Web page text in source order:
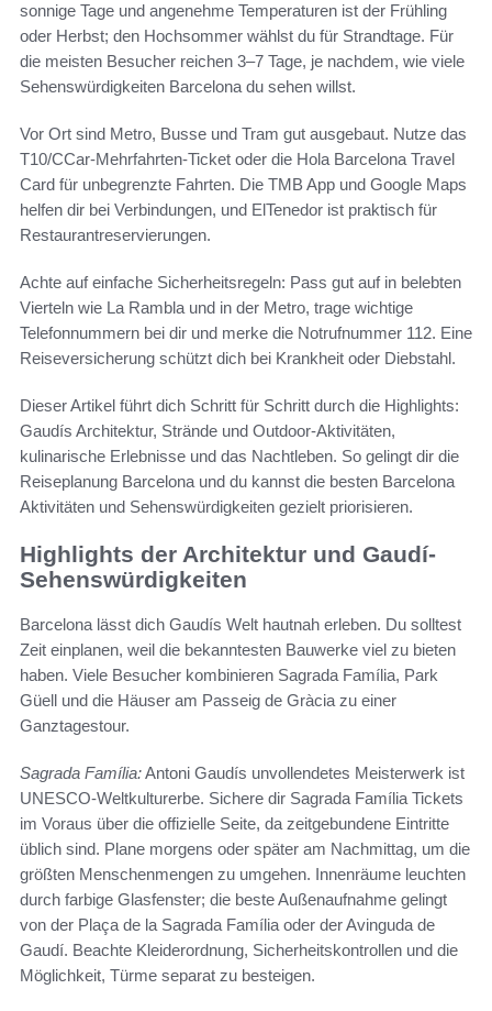
sonnige Tage und angenehme Temperaturen ist der Frühling
oder Herbst; den Hochsommer wählst du für Strandtage. Für
die meisten Besucher reichen 3–7 Tage, je nachdem, wie viele
Sehenswürdigkeiten Barcelona du sehen willst.
Vor Ort sind Metro, Busse und Tram gut ausgebaut. Nutze das
T10/CCar-Mehrfahrten-Ticket oder die Hola Barcelona Travel
Card für unbegrenzte Fahrten. Die TMB App und Google Maps
helfen dir bei Verbindungen, und ElTenedor ist praktisch für
Restaurantreservierungen.
Achte auf einfache Sicherheitsregeln: Pass gut auf in belebten
Vierteln wie La Rambla und in der Metro, trage wichtige
Telefonnummern bei dir und merke die Notrufnummer 112. Eine
Reiseversicherung schützt dich bei Krankheit oder Diebstahl.
Dieser Artikel führt dich Schritt für Schritt durch die Highlights:
Gaudís Architektur, Strände und Outdoor-Aktivitäten,
kulinarische Erlebnisse und das Nachtleben. So gelingt dir die
Reiseplanung Barcelona und du kannst die besten Barcelona
Aktivitäten und Sehenswürdigkeiten gezielt priorisieren.
Highlights der Architektur und Gaudí-
Sehenswürdigkeiten
Barcelona lässt dich Gaudís Welt hautnah erleben. Du solltest
Zeit einplanen, weil die bekanntesten Bauwerke viel zu bieten
haben. Viele Besucher kombinieren Sagrada Família, Park
Güell und die Häuser am Passeig de Gràcia zu einer
Ganztagestour.
Sagrada Família:Antoni Gaudís unvollendetes Meisterwerk ist
UNESCO-Weltkulturerbe. Sichere dir Sagrada Família Tickets
im Voraus über die offizielle Seite, da zeitgebundene Eintritte
üblich sind. Plane morgens oder später am Nachmittag, um die
größten Menschenmengen zu umgehen. Innenräume leuchten
durch farbige Glasfenster; die beste Außenaufnahme gelingt
von der Plaça de la Sagrada Família oder der Avinguda de
Gaudí. Beachte Kleiderordnung, Sicherheitskontrollen und die
Möglichkeit, Türme separat zu besteigen.